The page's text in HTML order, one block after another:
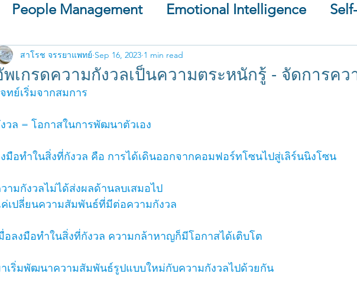
People Management Emotional Intelligence
หารความเครียด
พเกรดความกังวลเป็นความตระหนักรู้ - จัดการคว
สาโรช จรรยาแพทย์ Sep 16, 2023 1 min read
ทย์เริ่มจากสมการ
วล = โอกาสในการพัฒนาตัวเอง
มือทำในสิ่งที่กังวล คือ การได้เดินออกจากคอมฟอร์ทโซนไปสู่เลิร์นนิงโซน
ามกังวลไม่ได้ส่งผลด้านลบเสมอไป
เปลี่ยนความสัมพันธ์ที่มีต่อความกังวล
อลงมือทำในสิ่งที่กังวล ความกล้าหาญก็มีโอกาสได้เติบโต
เริ่มพัฒนาความสัมพันธ์รูปแบบใหม่กับความกังวลไปด้วยกัน